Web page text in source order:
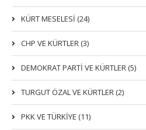
KÜRT MESELESİ (24)
CHP VE KÜRTLER (3)
DEMOKRAT PARTI VE KÜRTLER (5)
TURGUT ÖZAL VE KÜRTLER (2)
PKK VE TÜRKIYE (11)